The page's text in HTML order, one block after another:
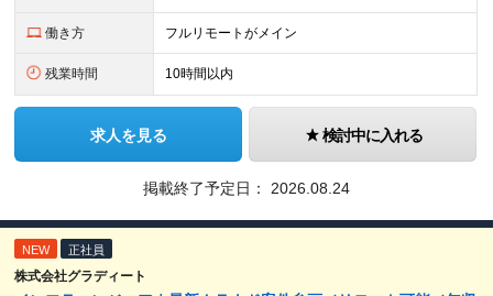
働き方 フルリモートがメイン
残業時間 10時間以内
求人を見る 検討中に入れる
掲載終了予定日： 2026.08.24
NEW 正社員
株式会社グラディート